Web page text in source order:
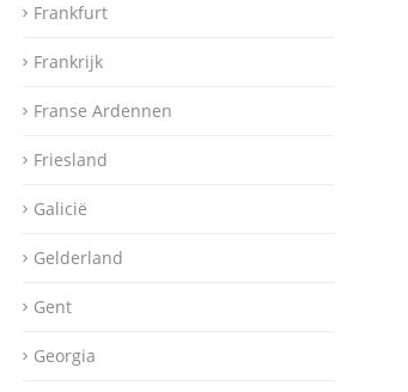
Frankfurt
Frankrijk
Franse Ardennen
Friesland
Galicië
Gelderland
Gent
Georgia